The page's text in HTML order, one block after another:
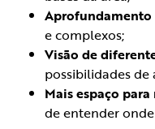
Aprofundamento
e complexos;
Visão de
possibilidades
Mais espaço
de entender